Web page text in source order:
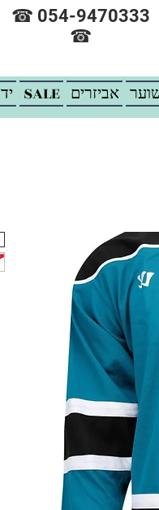
☎ 054-9470333
☎
אביזרים SALE יד 2